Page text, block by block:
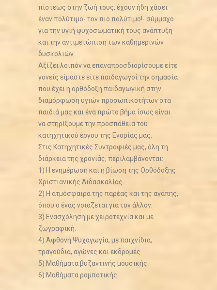
πίστεως στην ζωή τους, έχουν ήδη χάσει
έναν πολύτιμο- τον πιο πολύτιμο!- σύμμαχο
για την υγιή ψυχοσωματική τους ανάπτυξη
και την αντιμετώπιση των καθημερινών
δυσκολιών.
Αξίζει λοιπόν να επαναπροσδιορίσουμε είτε
γονείς είμαστε είτε παιδαγωγοί την σημασία
που έχει η ορθόδοξη παιδαγωγική στην
διαμόρφωση υγιών προσωπικοτήτων στα
παιδιά μας και ένα πρώτο βήμα ίσως είναι
να στηρίξουμε την προσπάθεια του
κατηχητικού έργου της Ενορίας μας.
Στις Κατηχητικές Συντροφιές μας, όλη τη
διάρκεια της χρονιάς, περιλαμβάνονται:
1) Η ενημέρωση και η βίωση της Ορθόδοξης
Χριστιανικής Διδασκαλίας.
2) Η ατμόσφαιρα της παρέας και της αγάπης,
όπου ο ένας νοιάζεται για τον άλλον.
3) Ενασχόληση με χειροτεχνία και με
ζωγραφική.
4) Άφθονη Ψυχαγωγία, με παιχνίδια,
τραγούδια, αγώνες και εκδρομές.
5) Μαθήματα βυζαντινής μουσικής.
6) Μαθήματα ρομποτικής.